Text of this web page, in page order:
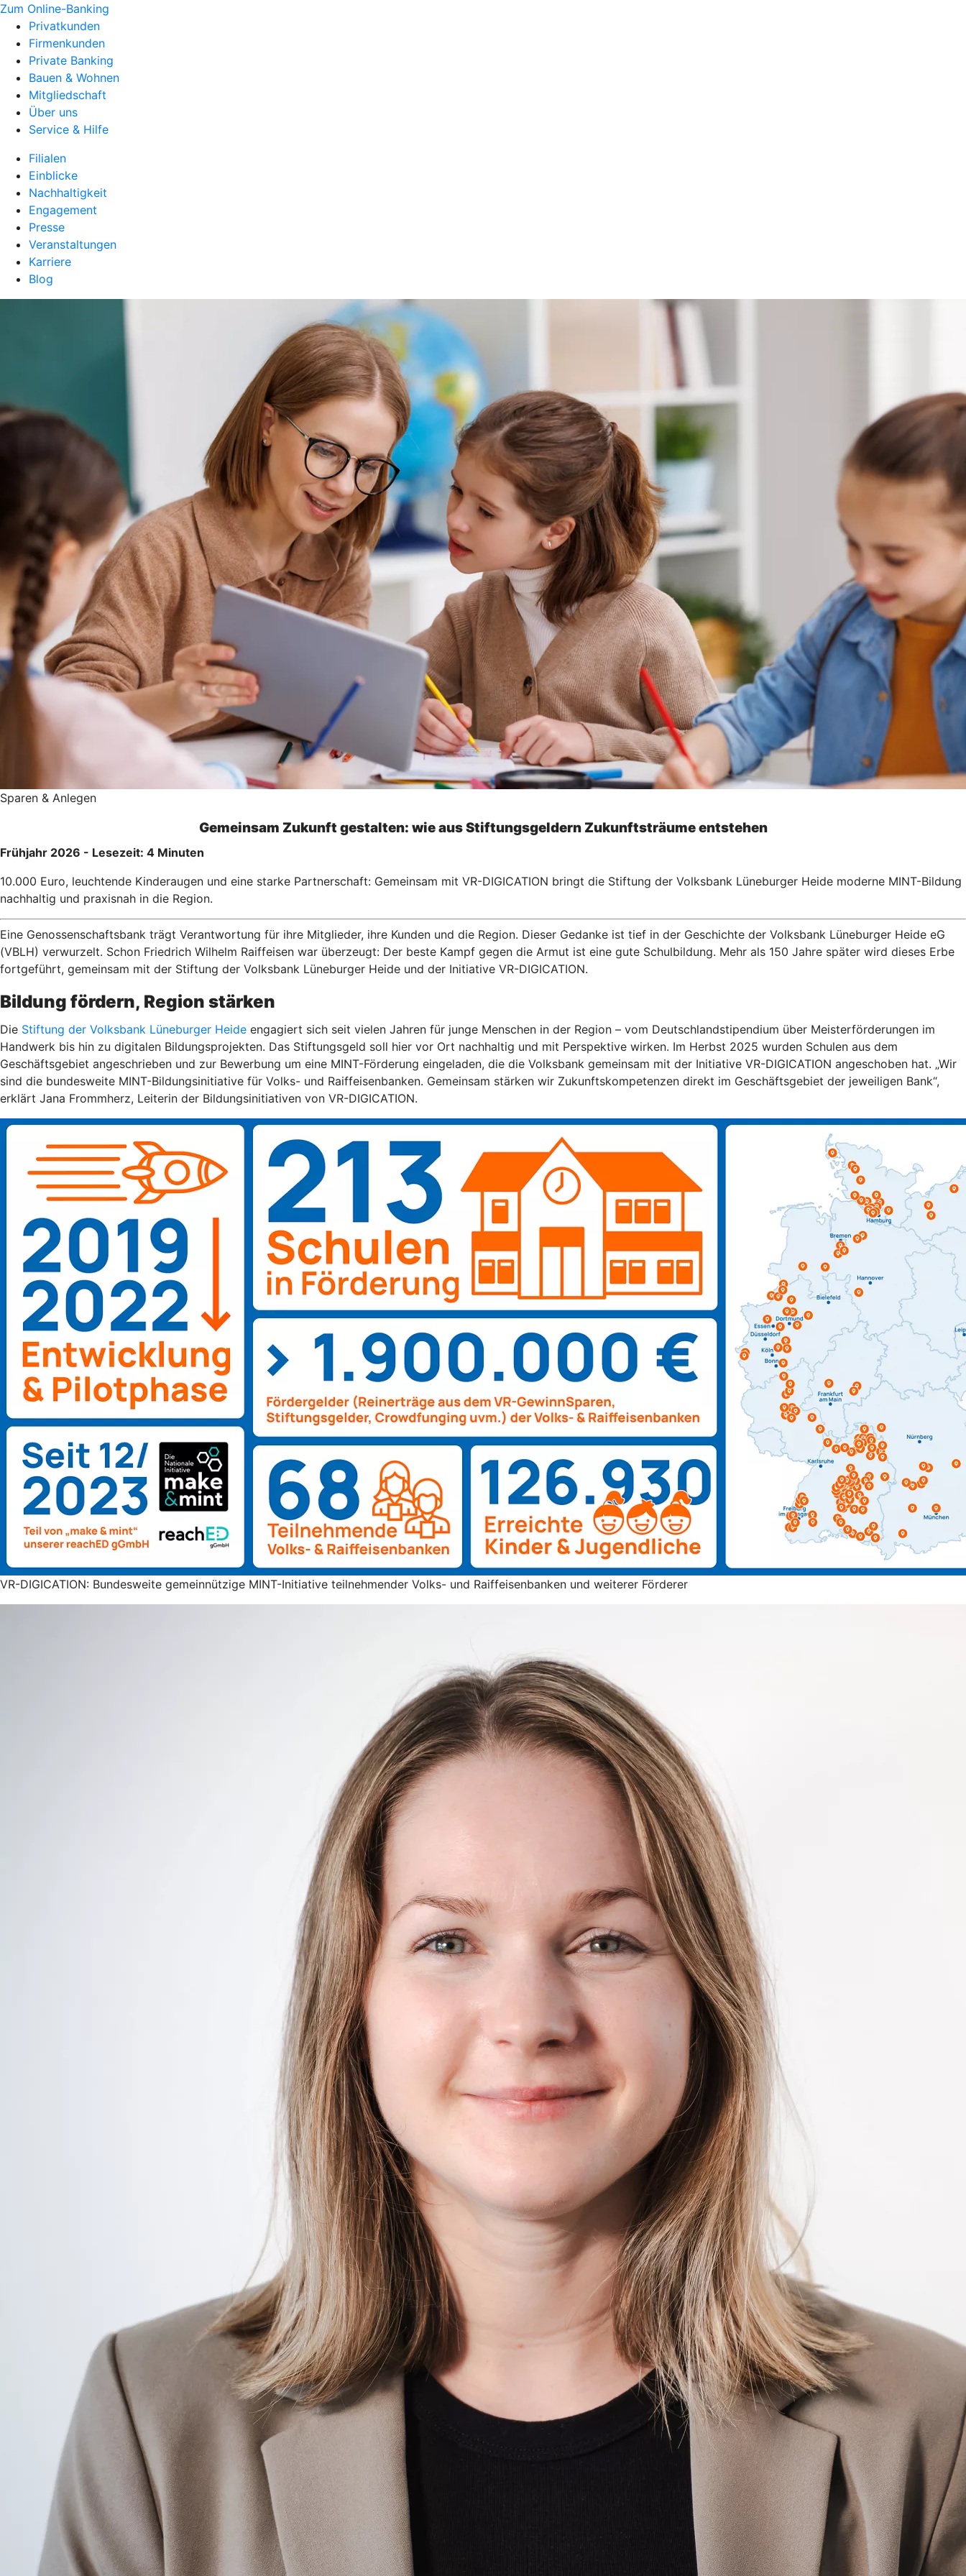
Zum Online-Banking
Privatkunden
Firmenkunden
Private Banking
Bauen & Wohnen
Mitgliedschaft
Über uns
Service & Hilfe
Filialen
Einblicke
Nachhaltigkeit
Engagement
Presse
Veranstaltungen
Karriere
Blog
Sparen & Anlegen
Gemeinsam Zukunft gestalten: wie aus Stiftungsgeldern Zukunftsträume entstehen
Frühjahr 2026 - Lesezeit: 4 Minuten
10.000 Euro, leuchtende Kinderaugen und eine starke Partnerschaft: Gemeinsam mit VR-DIGICATION bringt die Stiftung der Volksbank Lüneburger Heide moderne MINT-Bildung
nachhaltig und praxisnah in die Region.
Eine Genossenschaftsbank trägt Verantwortung für ihre Mitglieder, ihre Kunden und die Region. Dieser Gedanke ist tief in der Geschichte der Volksbank Lüneburger Heide eG
(VBLH) verwurzelt. Schon Friedrich Wilhelm Raiffeisen war überzeugt: Der beste Kampf gegen die Armut ist eine gute Schulbildung. Mehr als 150 Jahre später wird dieses Erbe
fortgeführt, gemeinsam mit der Stiftung der Volksbank Lüneburger Heide und der Initiative VR-DIGICATION.
Bildung fördern, Region stärken
Die Stiftung der Volksbank Lüneburger Heide engagiert sich seit vielen Jahren für junge Menschen in der Region – vom Deutschlandstipendium über Meisterförderungen im
Handwerk bis hin zu digitalen Bildungsprojekten. Das Stiftungsgeld soll hier vor Ort nachhaltig und mit Perspektive wirken. Im Herbst 2025 wurden Schulen aus dem
Geschäftsgebiet angeschrieben und zur Bewerbung um eine MINT-Förderung eingeladen, die die Volksbank gemeinsam mit der Initiative VR-DIGICATION angeschoben hat. „Wir
sind die bundesweite MINT-Bildungsinitiative für Volks- und Raiffeisenbanken. Gemeinsam stärken wir Zukunftskompetenzen direkt im Geschäftsgebiet der jeweiligen Bank“,
erklärt Jana Frommherz, Leiterin der Bildungsinitiativen von VR-DIGICATION.
VR-DIGICATION: Bundesweite gemeinnützige MINT-Initiative teilnehmender Volks- und Raiffeisenbanken und weiterer Förderer